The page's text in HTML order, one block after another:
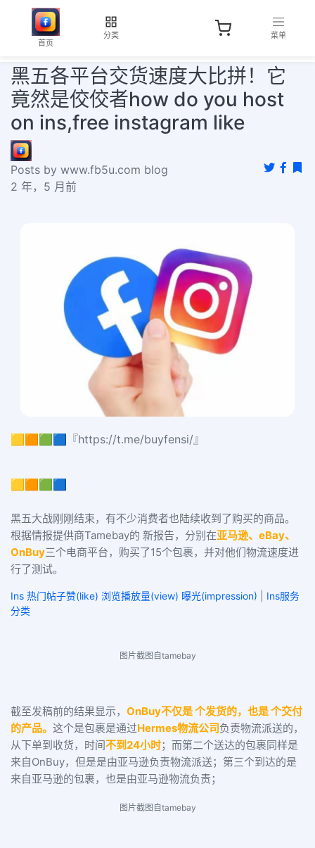
首页
分类 菜单
黑五各平台交货速度大比拼！它
竟然是佼佼者how do you host
on ins,free instagram like
Posts by www.fb5u.com blog
2 年，5 月前
🟨🟧🟩🟦『https://t.me/buyfensi/』
🟨🟧🟩🟦
黑五大战刚刚结束，有不少消费者也陆续收到了购买的商品。
根据情报提供商Tamebay的 新报告，分别在亚马逊、eBay、
OnBuy三个电商平台，购买了15个包裹，并对他们物流速度进
行了测试。
Ins 热门帖子赞(like) 浏览播放量(view) 曝光(impression)
Ins服务
分类
图片截图自tamebay
截至发稿前的结果显示， OnBuy不仅是 个发货的，也是 个交付
的产品。 这个是包裹是通过Hermes物流公司负责物流派送的，
从下单到收货，时间不到24小时；而第二个送达的包裹同样是
来自OnBuy，但是是由亚马逊负责物流派送；第三个到达的是
来自亚马逊的包裹，也是由亚马逊物流负责；
图片截图自tamebay